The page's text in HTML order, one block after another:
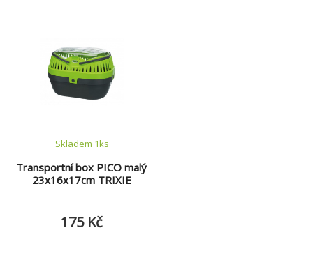
Transportní box PICO malý
23x16x17cm TRIXIE
Skladem 1ks
175 Kč